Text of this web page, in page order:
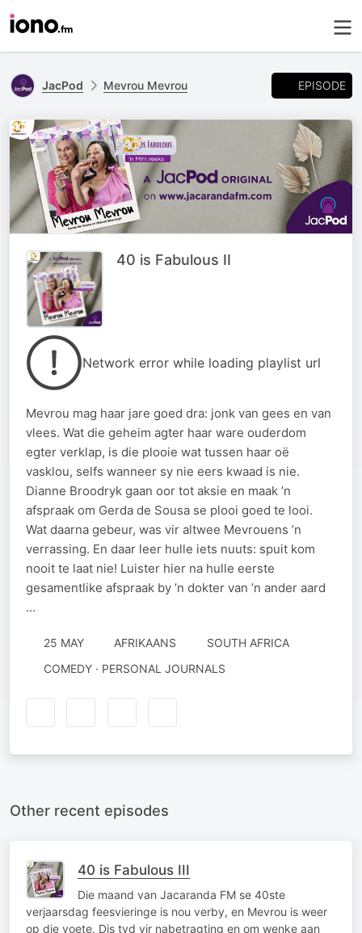
JacPod Mevrou Mevrou EPISODE
40 is Fabulous II
Network error while loading playlist url
Mevrou mag haar jare goed dra: jonk van gees en van
vlees. Wat die geheim agter haar ware ouderdom
egter verklap, is die plooie wat tussen haar oë
vasklou, selfs wanneer sy nie eers kwaad is nie.
Dianne Broodryk gaan oor tot aksie en maak ’n
afspraak om Gerda de Sousa se plooi goed te looi.
Wat daarna gebeur, was vir altwee Mevrouens ’n
verrassing. En daar leer hulle iets nuuts: spuit kom
nooit te laat nie! Luister hier na hulle eerste
gesamentlike afspraak by ’n dokter van ’n ander aard
…
25 MAY AFRIKAANS
SOUTH AFRICA
COMEDY · PERSONAL JOURNALS
Other recent episodes
40 is Fabulous III
Die maand van Jacaranda FM se 40ste
verjaarsdag feesvieringe is nou verby, en Mevrou is weer
op die voete. Dis tyd vir nabetragting en om wenke aan